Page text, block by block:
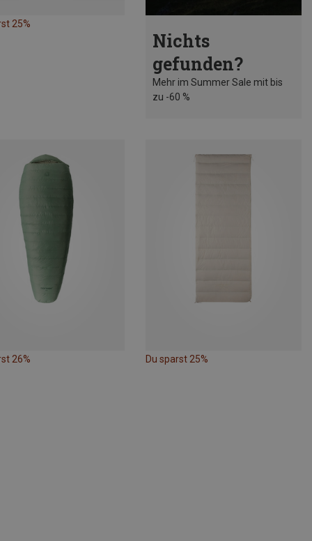
25%
Nichts
gefunden?
Mehr im Summer Sale mit bis
zu -60 %
26% Du sparst 25%